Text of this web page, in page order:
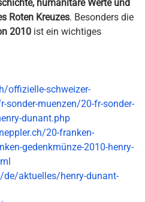
humanitäre Werte und
Roten Kreuzes. Besonders die
2010 ist ein wichtiges
offizielle-schweizer-
sonder-muenzen/20-fr-sonder-
dunant.php
20-franken-
gedenkmünze-2010-henry-
aktuelles/henry-dunant-